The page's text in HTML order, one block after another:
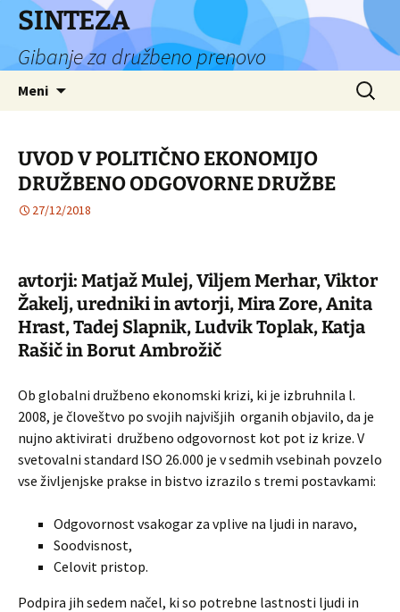
Preskoči
vsebino
SINTEZA
Gibanje za družbeno prenovo
Meni Išči:
UVOD V POLITIČNO EKONOMIJO
DRUŽBENO ODGOVORNE DRUŽBE
27/12/2018
avtorji: Matjaž Mulej, Viljem Merhar, Viktor
Žakelj, uredniki in avtorji, Mira Zore, Anita
Hrast, Tadej Slapnik, Ludvik Toplak, Katja
Rašič in Borut Ambrožič
Ob globalni družbeno ekonomski krizi, ki je izbruhnila l.
2008, je človeštvo po svojih najvišjih organih objavilo, da je
nujno aktivirati družbeno odgovornost kot pot iz krize. V
svetovalni standard ISO 26.000 je v sedmih vsebinah povzelo
vse življenjske prakse in bistvo izrazilo s tremi postavkami:
Odgovornost vsakogar za vplive na ljudi in naravo,
Soodvisnost,
Celovit pristop.
Podpira jih sedem načel, ki so potrebne lastnosti ljudi in